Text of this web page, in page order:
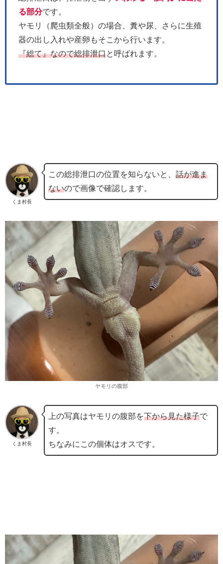
る部分です。
ヤモリ（爬虫類全般）の場合、糞や尿、さらに生殖
器の出し入れや産卵もそこから行います。
『総て』なので総排泄口と呼ばれます。
くま村長
この総排泄口の位置を知らないと、話が進ま
ないので画像で確認します。
ヤモリの腹部
くま村長
上の写真はヤモリの腹部を下から見た様子で
す。
ちなみにこの個体はオスです。